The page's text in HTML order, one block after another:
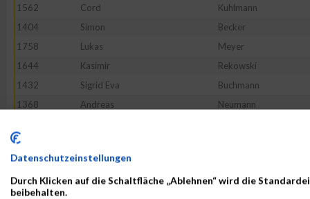
1562
Cord Kuhlmann
1404
Simon Becker
1758
Lukas Meyer
1644
Kasimir Rekowski
1432
Sigrid Eva Buchmann
1368
Andreas Neumann
1376
1637
Michael
1350
Marc Burlon
Datenschutzeinstellungen
Durch Klicken auf die Schaltfläche „Ablehnen“ wird die
beibehalten.